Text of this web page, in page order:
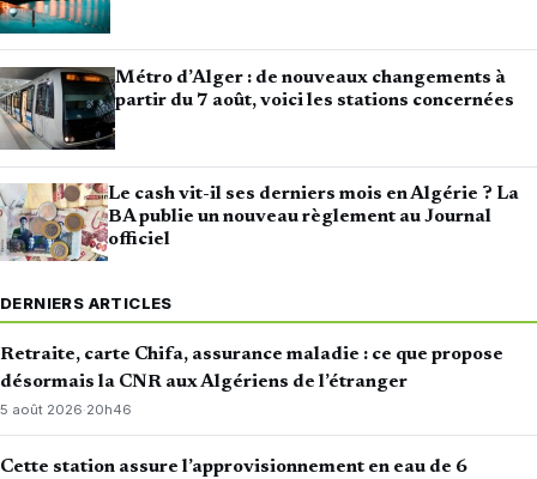
Métro d’Alger : de nouveaux changements à
partir du 7 août, voici les stations concernées
Le cash vit-il ses derniers mois en Algérie ? La
BA publie un nouveau règlement au Journal
officiel
DERNIERS ARTICLES
Retraite, carte Chifa, assurance maladie : ce que propose
désormais la CNR aux Algériens de l’étranger
5 août 2026·20h46
Cette station assure l’approvisionnement en eau de 6